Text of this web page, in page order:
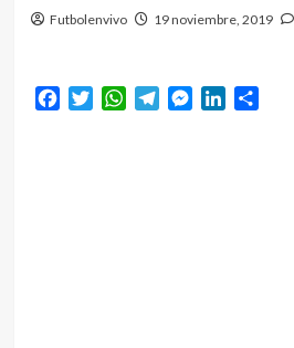
Futbolenvivo 19 noviembre, 2019
FacebookTwitterWhatsApp
TelegramMessenger
LinkedIn